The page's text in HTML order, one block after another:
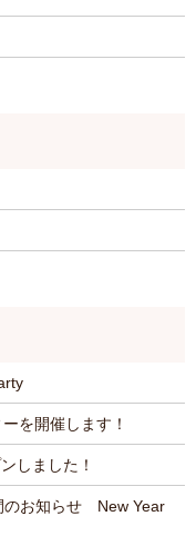
を開催します！
しました！
のお知らせ New Year